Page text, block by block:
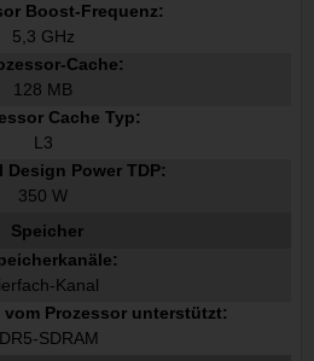
Boost-Frequenz:
5,3 GHz
Cache:
128 MB
Cache Typ:
L3
Design Power TDP:
350 W
Speicher
Kanal
Prozessor unterstützt:
SDRAM